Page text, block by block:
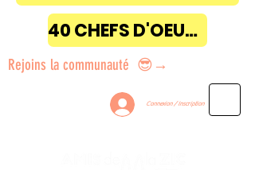
40 CHEFS D'OEUVRE
Rejoins la communauté 😎→
Connexion / Inscription